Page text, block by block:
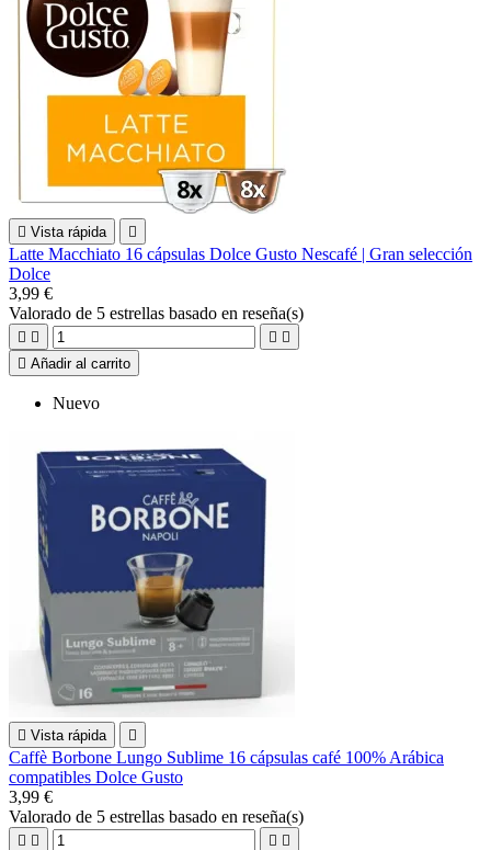
 Vista rápida 
Latte Macchiato 16 cápsulas Dolce Gusto Nescafé | Gran selección
Dolce
3,99 €
Valorado de 5 estrellas basado en reseña(s)
   
 Añadir al carrito
Nuevo
 Vista rápida 
Caffè Borbone Lungo Sublime 16 cápsulas café 100% Arábica
compatibles Dolce Gusto
3,99 €
Valorado de 5 estrellas basado en reseña(s)
   